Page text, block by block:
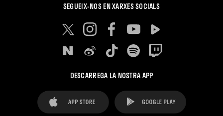
SEGUEIX-NOS EN XARXES SOCIALS
DESCARREGA LA NOSTRA APP